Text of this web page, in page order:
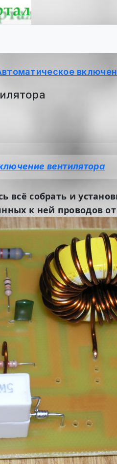
вентилятора
всё собрать и
к ней проводов